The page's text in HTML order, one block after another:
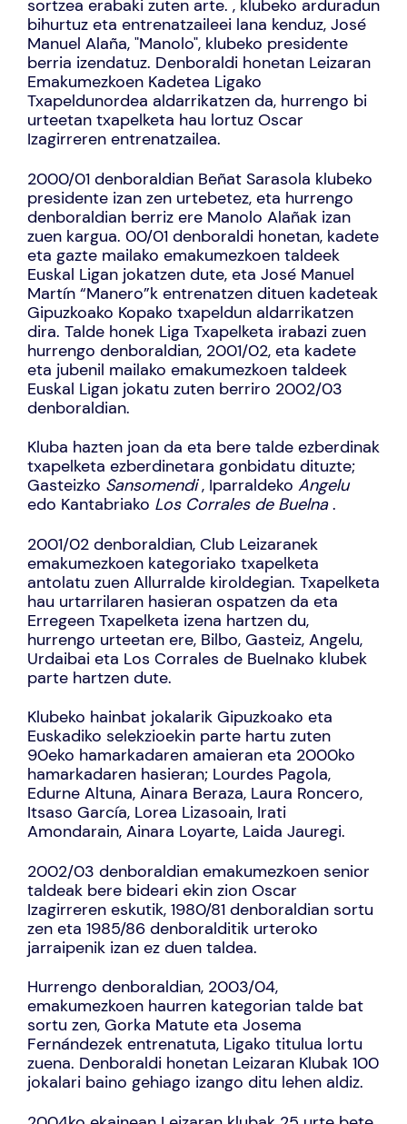
sortzea erabaki zuten arte. , klubeko arduradun
bihurtuz eta entrenatzaileei lana kenduz, José
Manuel Alaña, "Manolo", klubeko presidente
berria izendatuz. Denboraldi honetan Leizaran
Emakumezkoen Kadetea Ligako
Txapeldunordea aldarrikatzen da, hurrengo bi
urteetan txapelketa hau lortuz Oscar
Izagirreren entrenatzailea.
2000/01 denboraldian Beñat Sarasola klubeko
presidente izan zen urtebetez, eta hurrengo
denboraldian berriz ere Manolo Alañak izan
zuen kargua. 00/01 denboraldi honetan, kadete
eta gazte mailako emakumezkoen taldeek
Euskal Ligan jokatzen dute, eta José Manuel
Martín “Manero”k entrenatzen dituen kadeteak
Gipuzkoako Kopako txapeldun aldarrikatzen
dira. Talde honek Liga Txapelketa irabazi zuen
hurrengo denboraldian, 2001/02, eta kadete
eta jubenil mailako emakumezkoen taldeek
Euskal Ligan jokatu zuten berriro 2002/03
denboraldian.
Kluba hazten joan da eta bere talde ezberdinak
txapelketa ezberdinetara gonbidatu dituzte;
Gasteizko Sansomendi, Iparraldeko Angelu
edo Kantabriako Los Corrales de Buelna.
2001/02 denboraldian, Club Leizaranek
emakumezkoen kategoriako txapelketa
antolatu zuen Allurralde kiroldegian. Txapelketa
hau urtarrilaren hasieran ospatzen da eta
Erregeen Txapelketa izena hartzen du,
hurrengo urteetan ere, Bilbo, Gasteiz, Angelu,
Urdaibai eta Los Corrales de Buelnako klubek
parte hartzen dute.
Klubeko hainbat jokalarik Gipuzkoako eta
Euskadiko selekzioekin parte hartu zuten
90eko hamarkadaren amaieran eta 2000ko
hamarkadaren hasieran; Lourdes Pagola,
Edurne Altuna, Ainara Beraza, Laura Roncero,
Itsaso García, Lorea Lizasoain, Irati
Amondarain, Ainara Loyarte, Laida Jauregi.
2002/03 denboraldian emakumezkoen senior
taldeak bere bideari ekin zion Oscar
Izagirreren eskutik, 1980/81 denboraldian sortu
zen eta 1985/86 denboralditik urteroko
jarraipenik izan ez duen taldea.
Hurrengo denboraldian, 2003/04,
emakumezkoen haurren kategorian talde bat
sortu zen, Gorka Matute eta Josema
Fernándezek entrenatuta, Ligako titulua lortu
zuena. Denboraldi honetan Leizaran Klubak 100
jokalari baino gehiago izango ditu lehen aldiz.